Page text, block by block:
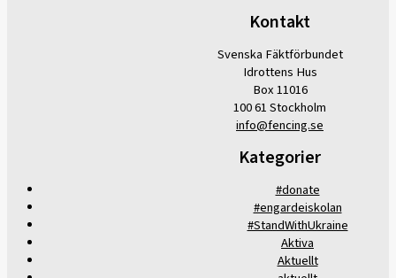
Kontakt
Svenska Fäktförbundet
Idrottens Hus
Box 11016
100 61 Stockholm
info@fencing.se
Kategorier
#donate
#engardeiskolan
#StandWithUkraine
Aktiva
Aktuellt